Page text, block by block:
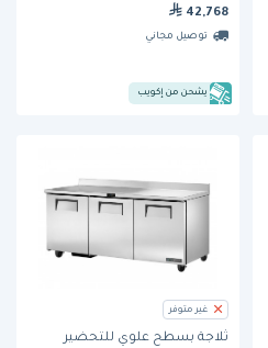
42,768
توصيل مجاني
يشحن من إكويب
غير متوفر
ثلاجة بسطح علوي للتحضير